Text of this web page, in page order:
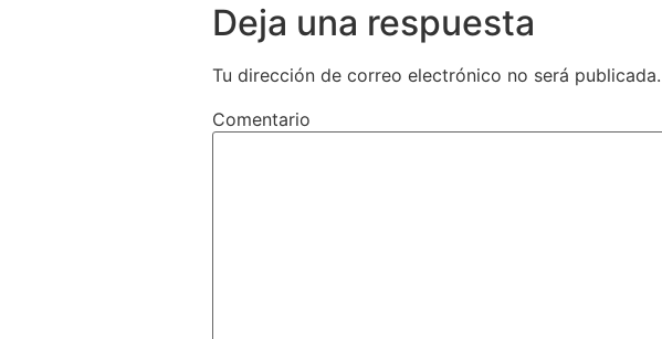
Deja una respuesta
Tu dirección de correo electrónico no será publicada.
Comentario